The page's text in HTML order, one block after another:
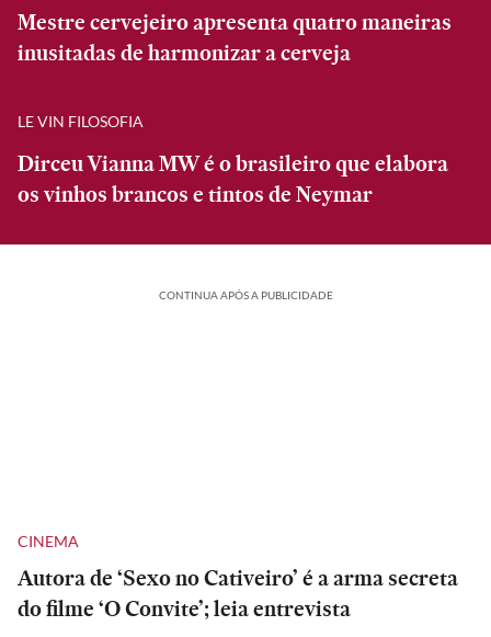
Mestre cervejeiro apresenta quatro maneiras
inusitadas de harmonizar a cerveja
LE VIN FILOSOFIA
Dirceu Vianna MW é o brasileiro que elabora
os vinhos brancos e tintos de Neymar
CONTINUA APÓS A PUBLICIDADE
CINEMA
Autora de ‘Sexo no Cativeiro’ é a arma secreta
do filme ‘O Convite’; leia entrevista